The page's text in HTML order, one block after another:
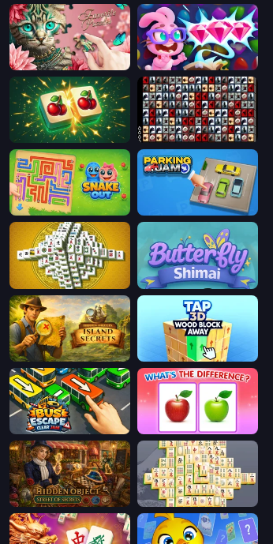
Favorite Puzzles Skydom: Reforged
Mahjong Puzzle: Tile Match War Mahjong
Snake Out: Maze Escape
Mahjong Tower Butterfly Shimai
Hidden Objects: Island Secrets
Bus Escape: Clear Jam What's The Difference?
Hidden Object: Street Of Secrets Mahjong Online